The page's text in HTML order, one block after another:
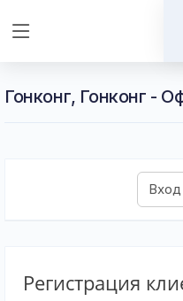
Гонконг, Гонконг -
Регистрация